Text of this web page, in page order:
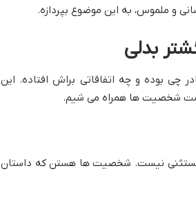
و ملموس، به این موضوع بپردازه.
چی بوده و چه اتفاقاتی براش افتاده. این
شخصیت ها همراه می شیم.
مستثنی نیست. شخصیت ها هستن که داستان